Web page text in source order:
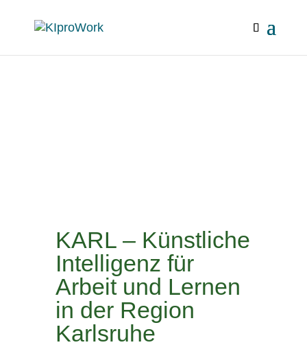
KARL – Künstliche
Intelligenz für
Arbeit und Lernen
in der Region
Karlsruhe